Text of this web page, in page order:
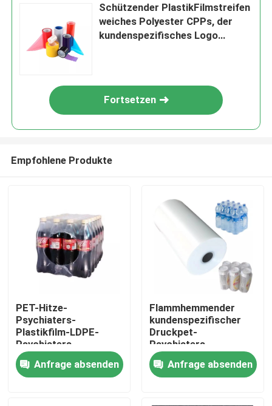
Haus
Produkte
Schützender PlastikFilmstreifen
weiches Polyester CPPs, der
kundenspezifisches Logo
Fortsetzen
Empfohlene Produkte
PET-Hitze-
Psychiaters-
Plastikfilm-LDPE-
Psychiaters-
Verpackungsfolie-
Gebrauch für
Verpackungsmaterialien
Anfrage absenden
Flammhemmender
kundenspezifischer
Druckpet-
Psychiaters-
Verpackungs-Film
schrumpfbarer Film-
Hitze-Psychiater 75
Anfrage absenden